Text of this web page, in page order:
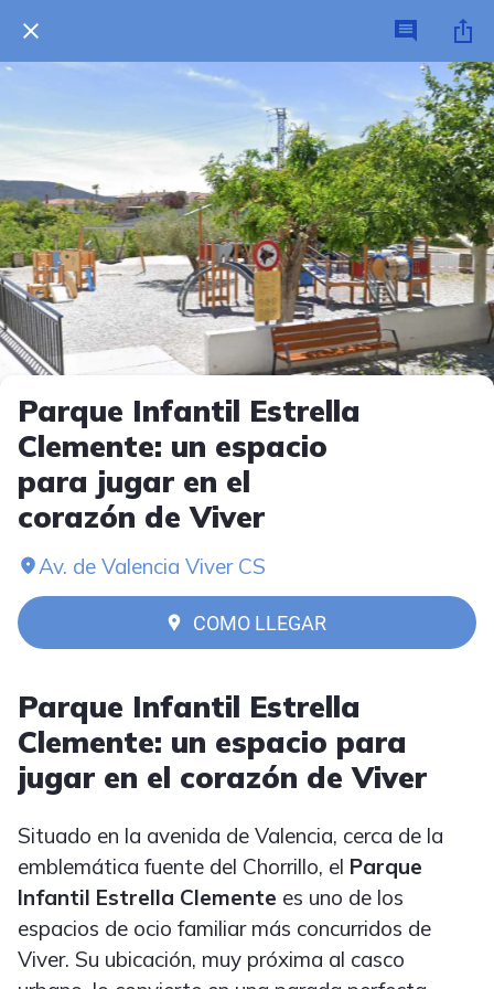
Parque Infantil Estrella
Clemente: un espacio
para jugar en el
corazón de Viver
Av. de Valencia Viver CS
COMO LLEGAR
Parque Infantil Estrella
Clemente: un espacio para
jugar en el corazón de Viver
Situado en la avenida de Valencia, cerca de la
emblemática fuente del Chorrillo, el Parque
Infantil Estrella Clemente es uno de los
espacios de ocio familiar más concurridos de
Viver. Su ubicación, muy próxima al casco